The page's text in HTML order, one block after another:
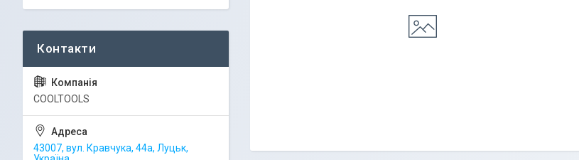
COOLTOOLS
43007, вул. Кравчука, 44а, Луцьк,